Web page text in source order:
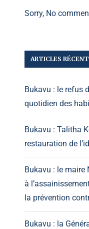
Sorry, No
ARTICLES
Bukavu : le refus
quotidien des
Bukavu : Talitha
restauration de
Bukavu : le
à
la prévention
Bukavu : la